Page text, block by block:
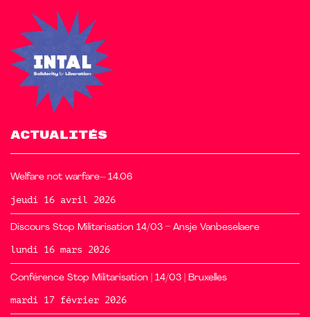
ACTUALITÉS
Welfare not warfare– 14.06
jeudi 16 avril 2026
Discours Stop Militarisation 14/03 – Ansje Vanbeselaere
lundi 16 mars 2026
Conférence Stop Militarisation | 14/03 | Bruxelles
mardi 17 février 2026